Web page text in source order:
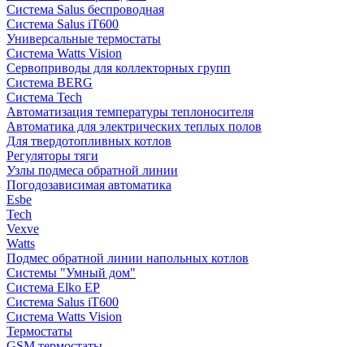
Система Salus беспроводная
Система Salus iT600
Универсальные термостаты
Система Watts Vision
Сервоприводы для коллекторных групп
Система BERG
Система Tech
Автоматизация температуры теплоносителя
Автоматика для электрических теплых полов
Для твердотопливных котлов
Регуляторы тяги
Узлы подмеса обратной линии
Погодозависимая автоматика
Esbe
Tech
Vexve
Watts
Подмес обратной линии напольных котлов
Системы "Умный дом"
Система Elko EP
Система Salus iT600
Система Watts Vision
Термостаты